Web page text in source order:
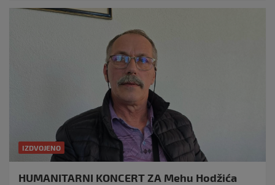
IZDVOJENO
HUMANITARNI KONCERT ZA Mehu Hodžića